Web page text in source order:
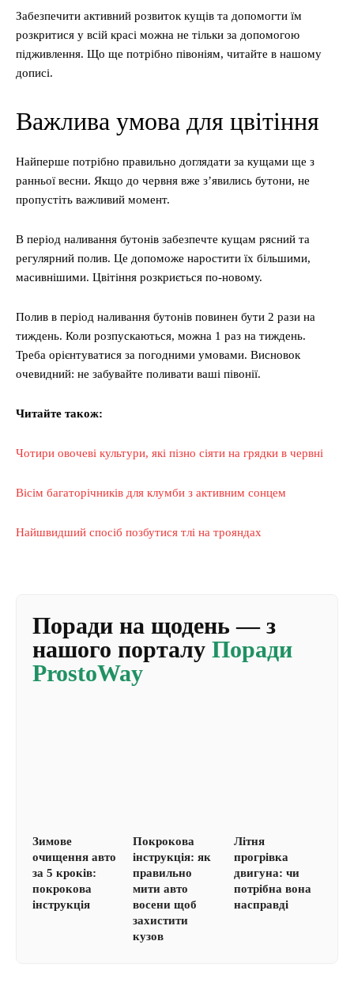
Забезпечити активний розвиток кущів та допомогти їм
розкритися у всій красі можна не тільки за допомогою
підживлення. Що ще потрібно півоніям, читайте в нашому
дописі.
Важлива умова для цвітіння
Найперше потрібно правильно доглядати за кущами ще з
ранньої весни. Якщо до червня вже з’явились бутони, не
пропустіть важливий момент.
В період наливання бутонів забезпечте кущам рясний та
регулярний полив. Це допоможе наростити їх більшими,
масивнішими. Цвітіння розкриється по-новому.
Полив в період наливання бутонів повинен бути 2 рази на
тиждень. Коли розпускаються, можна 1 раз на тиждень.
Треба орієнтуватися за погодними умовами. Висновок
очевидний: не забувайте поливати ваші півонії.
Читайте також:
Чотири овочеві культури, які пізно сіяти на грядки в червні
Вісім багаторічників для клумби з активним сонцем
Найшвидший спосіб позбутися тлі на трояндах
Поради на щодень — з
нашого порталу Поради
ProstoWay
Зимове
очищення авто
за 5 кроків:
покрокова
інструкція
Покрокова
інструкція: як
правильно
мити авто
восени щоб
захистити
кузов
Літня
прогрівка
двигуна: чи
потрібна вона
насправді